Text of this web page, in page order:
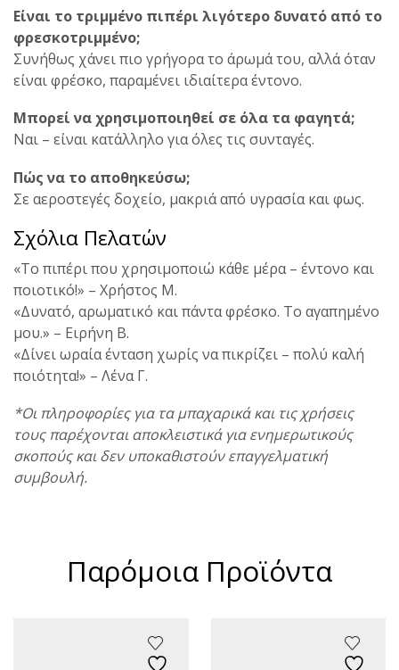
Είναι το τριμμένο πιπέρι λιγότερο δυνατό από το
φρεσκοτριμμένο;
Συνήθως χάνει πιο γρήγορα το άρωμά του, αλλά όταν
είναι φρέσκο, παραμένει ιδιαίτερα έντονο.
Μπορεί να χρησιμοποιηθεί σε όλα τα φαγητά;
Ναι – είναι κατάλληλο για όλες τις συνταγές.
Πώς να το αποθηκεύσω;
Σε αεροστεγές δοχείο, μακριά από υγρασία και φως.
Σχόλια Πελατών
«Το πιπέρι που χρησιμοποιώ κάθε μέρα – έντονο και
ποιοτικό!» – Χρήστος Μ.
«Δυνατό, αρωματικό και πάντα φρέσκο. Το αγαπημένο
μου.» – Ειρήνη Β.
«Δίνει ωραία ένταση χωρίς να πικρίζει – πολύ καλή
ποιότητα!» – Λένα Γ.
*Οι πληροφορίες για τα μπαχαρικά και τις χρήσεις
τους παρέχονται αποκλειστικά για ενημερωτικούς
σκοπούς και δεν υποκαθιστούν επαγγελματική
συμβουλή.
Παρόμοια Προϊόντα